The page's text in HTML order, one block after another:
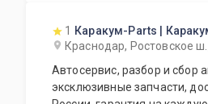
1
Каракум-Parts |
Краснодар, Ростовское
Автосервис, разбор и сбор
эксклюзивные запчасти,